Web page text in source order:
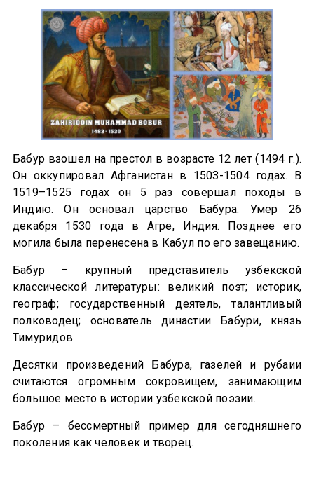
Бабур взошел на престол в возрасте 12 лет (1494 г.).
Он оккупировал Афганистан в 1503-1504 годах. В
1519–1525 годах он 5 раз совершал походы в
Индию. Он основал царство Бабура. Умер 26
декабря 1530 года в Агре, Индия. Позднее его
могила была перенесена в Кабул по его завещанию.
Бабур – крупный представитель узбекской
классической литературы: великий поэт; историк,
географ; государственный деятель, талантливый
полководец; основатель династии Бабури, князь
Тимуридов.
Десятки произведений Бабура, газелей и рубаии
считаются огромным сокровищем, занимающим
большое место в истории узбекской поэзии.
Бабур – бессмертный пример для сегодняшнего
поколения как человек и творец.